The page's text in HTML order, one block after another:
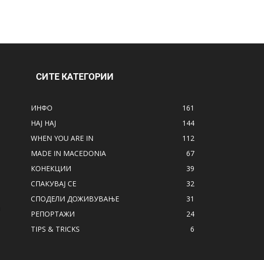
СИТЕ КАТЕГОРИИ
ИНФО
161
НАЈ НАЈ
144
WHEN YOU ARE IN
112
MADE IN MACEDONIA
67
КОНЕКЦИИ
39
СПАКУВАЈ СЕ
32
СПОДЕЛИ ДОЖИВУВАЊЕ
31
РЕПОРТАЖИ
24
TIPS & TRICKS
6